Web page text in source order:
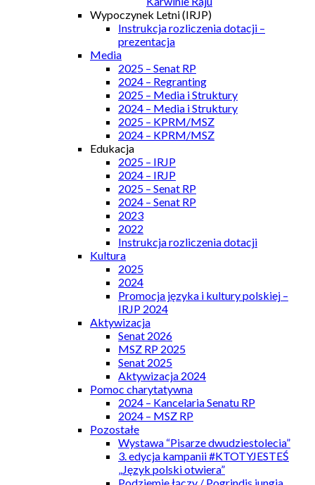
Wypoczynek Letni (IRJP)
Instrukcja rozliczenia dotacji –
prezentacja
Media
2025 – Senat RP
2024 – Regranting
2025 – Media i Struktury
2024 – Media i Struktury
2025 – KPRM/MSZ
2024 – KPRM/MSZ
Edukacja
2025 – IRJP
2024 – IRJP
2025 – Senat RP
2024 – Senat RP
2023
2022
Instrukcja rozliczenia dotacji
Kultura
2025
2024
Promocja języka i kultury polskiej –
IRJP 2024
Aktywizacja
Senat 2026
MSZ RP 2025
Senat 2025
Aktywizacja 2024
Pomoc charytatywna
2024 – Kancelaria Senatu RP
2024 – MSZ RP
Pozostałe
Wystawa “Pisarze dwudziestolecia”
3. edycja kampanii #KTOTYJESTEŚ
„Język polski otwiera”